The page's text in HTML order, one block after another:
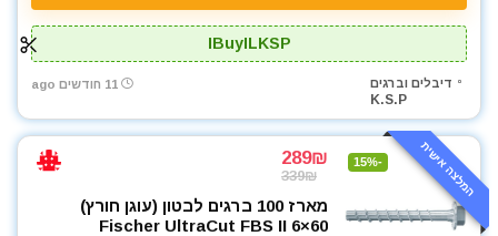
IBuyILKSP
דיבלים וברגים
K.S.P
11 חודשים ago
המלצה אישית -15%
289₪
339₪
מארז 100 ברגים לבטון (עוגן חורץ)
Fischer UltraCut FBS II 6×60